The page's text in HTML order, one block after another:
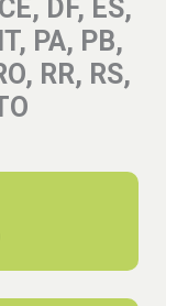
DF, ES,
PA, PB,
RR, RS,